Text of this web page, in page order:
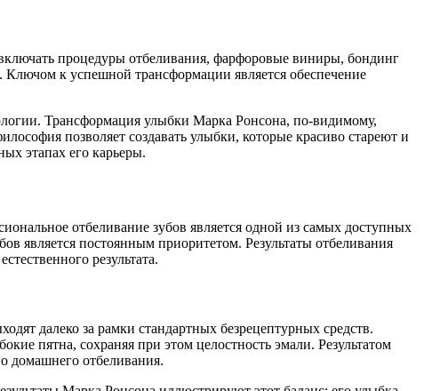
процедуры отбеливания, фарфоровые виниры, бондинг
Ключом к успешной трансформации является обеспечение
Трансформация улыбки Марка Ронсона, по-видимому,
позволяет создавать улыбки, которые красиво стареют и
этапах его карьеры.
отбеливание зубов является одной из самых доступных
является постоянным приоритетом. Результаты отбеливания
результата.
далеко за рамки стандартных безрецептурных средств.
пятна, сохраняя при этом целостность эмали. Результатом
домашнего отбеливания.